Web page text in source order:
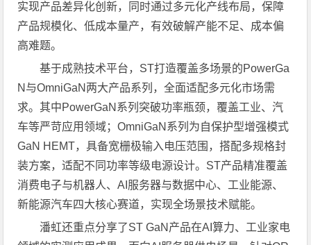
实现产品差异化创新，同时通过多元化产线布局，保障
产品规模化、低成本量产，有效破解产能不足、成本偏
高难题。
基于成熟技术平台，ST打造覆盖多场景的PowerGa
N与OmniGaN两大产品系列，全面适配多元化市场需
求。其中PowerGaN系列突破功率瓶颈，覆盖工业、汽
车等严苛应用领域；OmniGaN系列为自保护型增强模式
GaN HEMT，具备宽栅极输入电压范围，搭配多规格封
装方案，适配不同功率等级电源设计。ST产品精准覆盖
消费电子与机器人、AI服务器与数据中心、工业能源、
新能源汽车四大核心赛道，实现全场景技术赋能。
潘虹还重点分享了ST GaN产品在AI算力、工业家电